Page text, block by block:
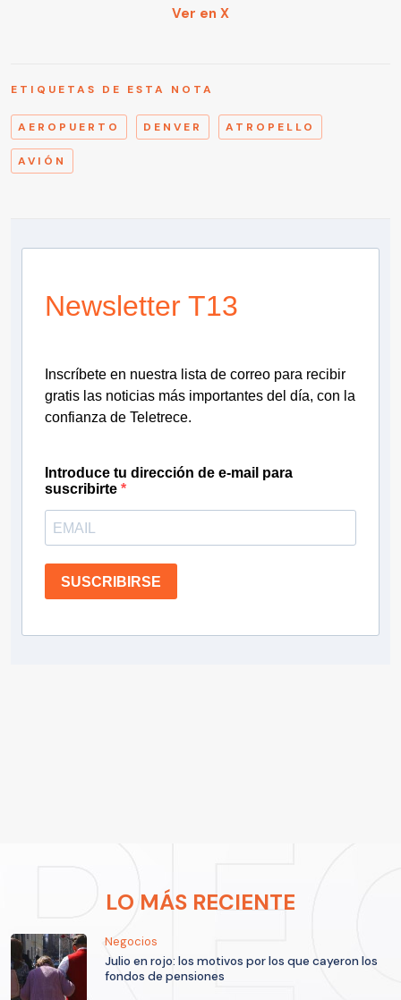
Ver en X
ETIQUETAS DE ESTA NOTA
AEROPUERTO DENVER ATROPELLO
AVIÓN
Newsletter T13
Inscríbete en nuestra lista de correo para recibir
gratis las noticias más importantes del día, con la
confianza de Teletrece.
Introduce tu dirección de e-mail para
suscribirte
SUSCRIBIRSE
LO MÁS RECIENTE
Negocios
Julio en rojo: los motivos por los que cayeron los
fondos de pensiones